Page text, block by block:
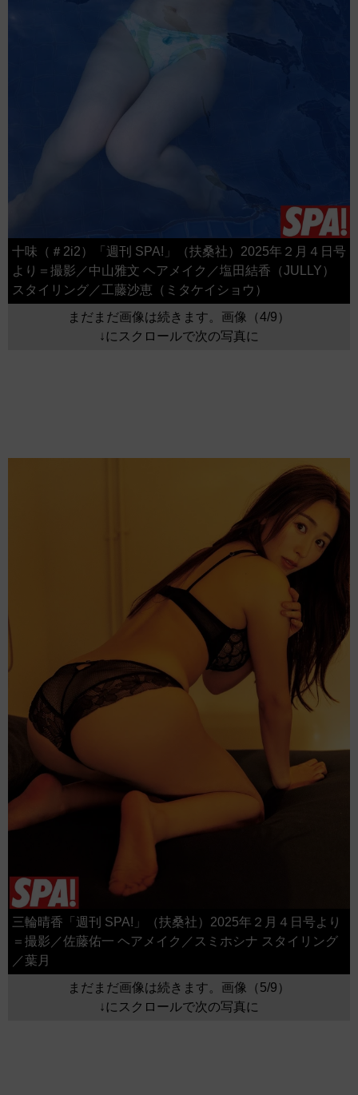
十味（＃2i2）「週刊 SPA!」（扶桑社）2025年２月４日号
より＝撮影／中山雅文 ヘアメイク／塩田結香（JULLY）
スタイリング／工藤沙恵（ミタケイショウ）
まだまだ画像は続きます。画像（4/9）
↓にスクロールで次の写真に
三輪晴香「週刊 SPA!」（扶桑社）2025年２月４日号より
＝撮影／佐藤佑一 ヘアメイク／スミホシナ スタイリング
／葉月
まだまだ画像は続きます。画像（5/9）
↓にスクロールで次の写真に